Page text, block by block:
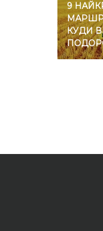
9
КУДИ